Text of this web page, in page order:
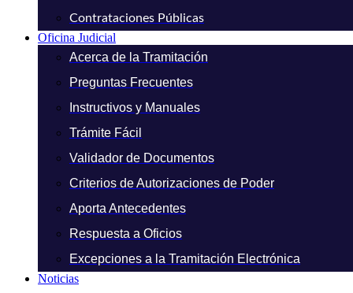
Contrataciones Públicas
Oficina Judicial
Acerca de la Tramitación
Preguntas Frecuentes
Instructivos y Manuales
Trámite Fácil
Validador de Documentos
Criterios de Autorizaciones de Poder
Aporta Antecedentes
Respuesta a Oficios
Excepciones a la Tramitación Electrónica
Noticias